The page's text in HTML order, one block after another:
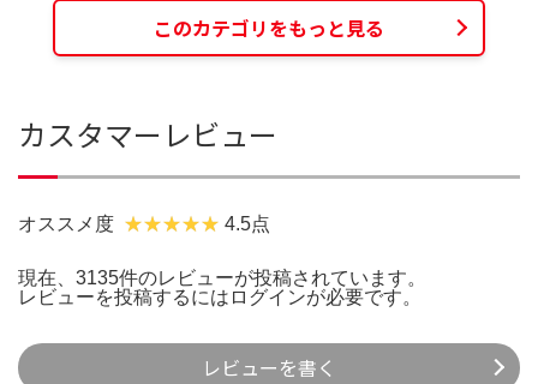
このカテゴリをもっと見る
カスタマーレビュー
オススメ度 4.5点
現在、3135件のレビューが投稿されています。
レビューを投稿するには ログインが必要です。
レビューを書く